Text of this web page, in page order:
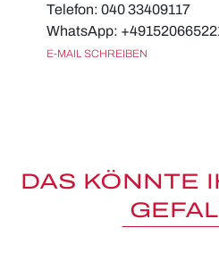
Telefon: 040 33409117
WhatsApp:
E-MAIL SCHREIBEN
DAS KÖNNTE